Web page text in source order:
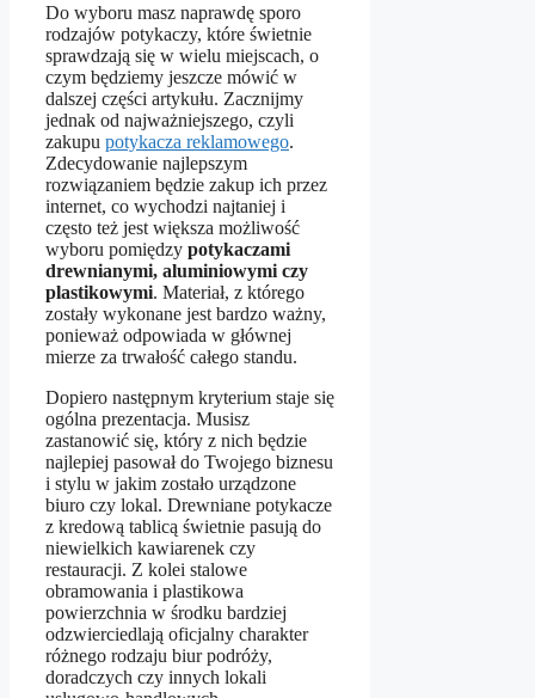
Do wyboru masz naprawdę sporo
rodzajów potykaczy, które świetnie
sprawdzają się w wielu miejscach, o
czym będziemy jeszcze mówić w
dalszej części artykułu. Zacznijmy
jednak od najważniejszego, czyli
zakupu potykacza reklamowego.
Zdecydowanie najlepszym
rozwiązaniem będzie zakup ich przez
internet, co wychodzi najtaniej i
często też jest większa możliwość
wyboru pomiędzy potykaczami
drewnianymi, aluminiowymi czy
plastikowymi. Materiał, z którego
zostały wykonane jest bardzo ważny,
ponieważ odpowiada w głównej
mierze za trwałość całego standu.
Dopiero następnym kryterium staje się
ogólna prezentacja. Musisz
zastanowić się, który z nich będzie
najlepiej pasował do Twojego biznesu
i stylu w jakim zostało urządzone
biuro czy lokal. Drewniane potykacze
z kredową tablicą świetnie pasują do
niewielkich kawiarenek czy
restauracji. Z kolei stalowe
obramowania i plastikowa
powierzchnia w środku bardziej
odzwierciedlają oficjalny charakter
różnego rodzaju biur podróży,
doradczych czy innych lokali